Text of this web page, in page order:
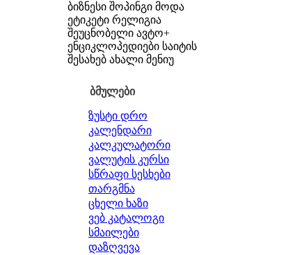
ბიზნესი შოპინგი მოდა
ეტიკეტი რელიგია
შეუცნობელი ავტო+
ენციკლოპედიები საიტის
შესახებ ახალი მენიუ
ბმულები
ზუსტი დრო
კალენდარი
კალკულატორი
ვალუტის კურსი
სწრაფი სესხები
თარგმნა
ცხელი ხაზი
ვებ კატალოგი
სმაილები
დაზღვევა